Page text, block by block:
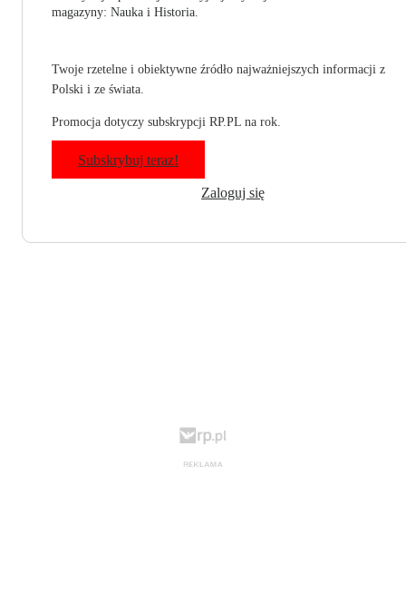
magazyny: Nauka i Historia.
Twoje rzetelne i obiektywne źródło najważniejszych informacji z
Polski i ze świata.
Promocja dotyczy subskrypcji RP.PL na rok.
Subskrybuj teraz!
Zaloguj się